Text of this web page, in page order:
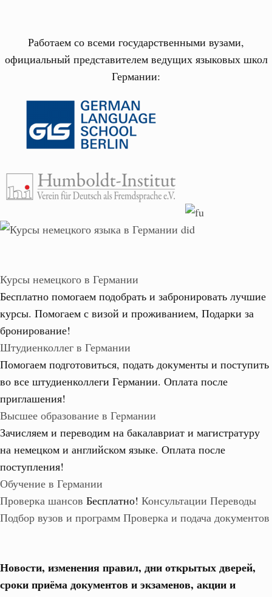
Работаем со всеми государственными вузами,
официальный представителем ведущих языковых школ
Германии:
Курсы немецкого в Германии
Бесплатно помогаем подобрать и забронировать лучшие
курсы. Помогаем с визой и проживанием, Подарки за
бронирование!
Штудиенколлег в Германии
Помогаем подготовиться, подать документы и поступить
во все штудиенколлеги Германии. Оплата после
приглашения!
Высшее образование в Германии
Зачисляем и переводим на бакалавриат и магистратуру
на немецком и английском языке. Оплата после
поступления!
Обучение в Германии
Проверка шансов Бесплатно! Консультации Переводы
Подбор вузов и программ Проверка и подача документов
Новости, изменения правил, дни открытых дверей,
сроки приёма документов и экзаменов, акции и